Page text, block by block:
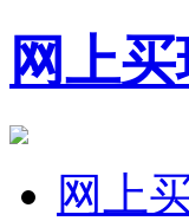
网上
网上